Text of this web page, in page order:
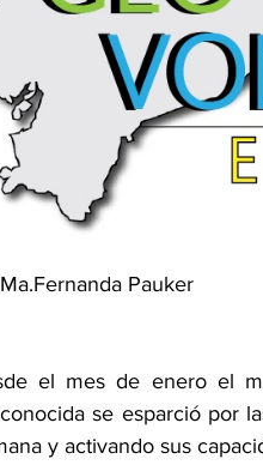
la hipertension
Pauker
el mes de enero el
se esparció por
y activando sus